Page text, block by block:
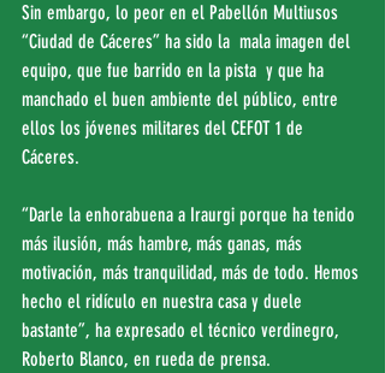
Sin embargo, lo peor en el Pabellón Multiusos
“Ciudad de Cáceres” ha sido la  mala imagen del
equipo, que fue barrido en la pista  y que ha
manchado el buen ambiente del público, entre
ellos los jóvenes militares del CEFOT 1 de
Cáceres.
“Darle la enhorabuena a Iraurgi porque ha tenido
más ilusión, más hambre, más ganas, más
motivación, más tranquilidad, más de todo. Hemos
hecho el ridículo en nuestra casa y duele
bastante”, ha expresado el técnico verdinegro,
Roberto Blanco, en rueda de prensa.